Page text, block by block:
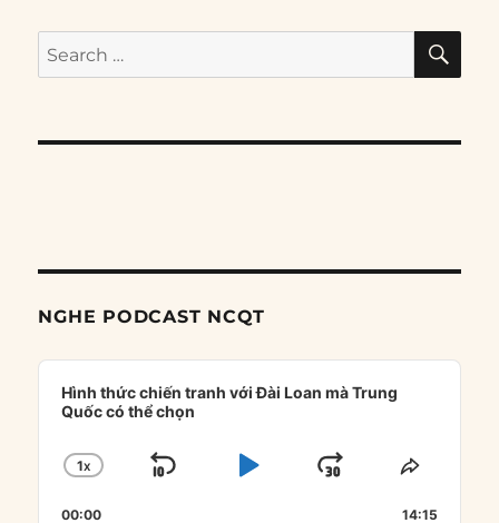
Search
for:
NGHE PODCAST NCQT
Audio
Player
Hình thức chiến tranh với Đài Loan mà Trung
Quốc có thể chọn
CHANGE
1X
SKIP
PLAYJUMP
FORWARD
SHARE
00:00 14:15